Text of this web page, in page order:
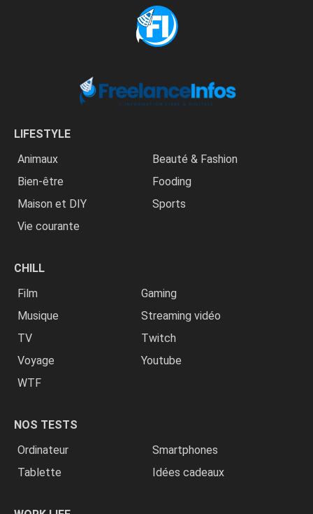
LIFESTYLE
Animaux
Beauté & Fashion
Bien-être
Fooding
Maison et DIY
Sports
Vie courante
CHILL
Film
Gaming
Musique
Streaming vidéo
TV
Twitch
Voyage
Youtube
WTF
NOS TESTS
Ordinateur
Smartphones
Tablette
Idées cadeaux